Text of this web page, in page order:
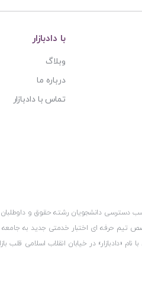
با دادبازار
وبلاگ
درباره ما
تماس با دادبازار
دسترسی دانشجویان رشته حقوق و
تیم حرفه ای اختبار خدمتی جدید به
«دادبازار» در خیابان انقلاب اسلامی قلب
معدن و تجارت، نشان ملی ثبت رسانه های